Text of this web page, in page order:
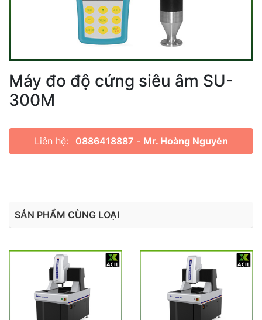
Máy đo độ cứng siêu âm SU-
300M
Liên hệ: 0886418887- Mr. Hoàng Nguyễn
SẢN PHẨM CÙNG LOẠI